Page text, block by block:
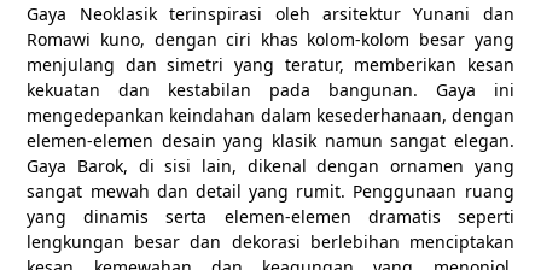
Gaya Neoklasik terinspirasi oleh arsitektur Yunani dan
Romawi kuno, dengan ciri khas kolom-kolom besar yang
menjulang dan simetri yang teratur, memberikan kesan
kekuatan dan kestabilan pada bangunan. Gaya ini
mengedepankan keindahan dalam kesederhanaan, dengan
elemen-elemen desain yang klasik namun sangat elegan.
Gaya Barok, di sisi lain, dikenal dengan ornamen yang
sangat mewah dan detail yang rumit. Penggunaan ruang
yang dinamis serta elemen-elemen dramatis seperti
lengkungan besar dan dekorasi berlebihan menciptakan